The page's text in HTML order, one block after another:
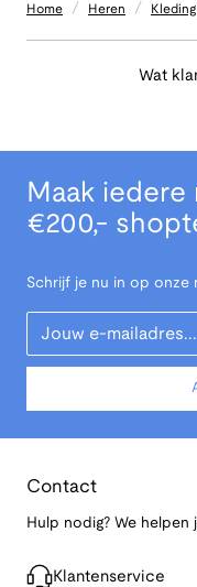
Home / Heren / Kleding
Wat
Maak iedere
€200,-
Schrijf je nu in op onze
Your Email
Contact
Hulp nodig? We helpen
Klantenservice